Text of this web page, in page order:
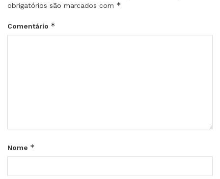
obrigatórios são marcados com *
Comentário *
Nome *